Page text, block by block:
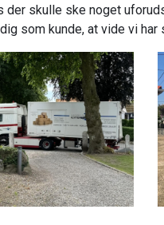
der skulle ske noget
som kunde, at vide vi har